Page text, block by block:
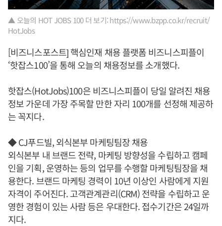
▲ 오늘의 HOT JOBS 100 더 보기: https://www.bzpp.co.kr/recruit/
HotJobs
[비즈니스포스트] 핵심인재 채용 플랫폼 비즈니스피플이
‘핫잡스100’을 통해 오늘의 채용정보를 소개했다.
핫잡스(HotJobs)100은 비즈니스피플이 당일 알려진 채용
정보 가운데 가장 주목할 만한 자리 100개를 선정해 제공하
는 꼭지다.
◆ CJ푸드빌, 외식본부 마케팅팀장 채용
외식본부 내 브랜드 전략, 마케팅 방향성을 수립하고 캠페
인을 기획, 운영하는 등의 업무를 수행할 마케팅팀장을 채
용한다. 브랜드 마케팅 경력이 10년 이상인 사람에게 지원
자격이 주어진다. 고객관계관리(CRM) 전략을 수립하고 운
영한 경험이 있는 사람 등은 우대한다. 접수기간은 24일까
지다.